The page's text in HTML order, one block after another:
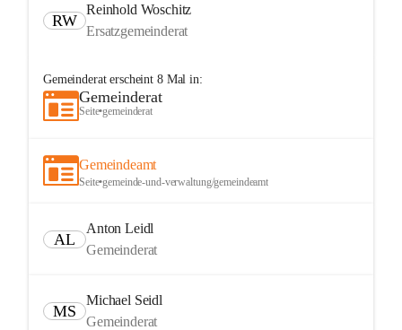
RW
Reinhold Woschitz
Ersatzgemeinderat
Gemeinderaterscheint 8Mal in:
Gemeinderat
Seite•gemeinderat
Gemeindeamt
Seite•gemeinde-und-verwaltung/gemeindeamt
AL
Anton Leidl
Gemeinderat
MS
Michael Seidl
Gemeinderat